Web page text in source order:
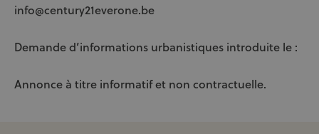
info@century21everone.be
Demande d’informations urbanistiques introduite le :
Annonce à titre informatif et non contractuelle.